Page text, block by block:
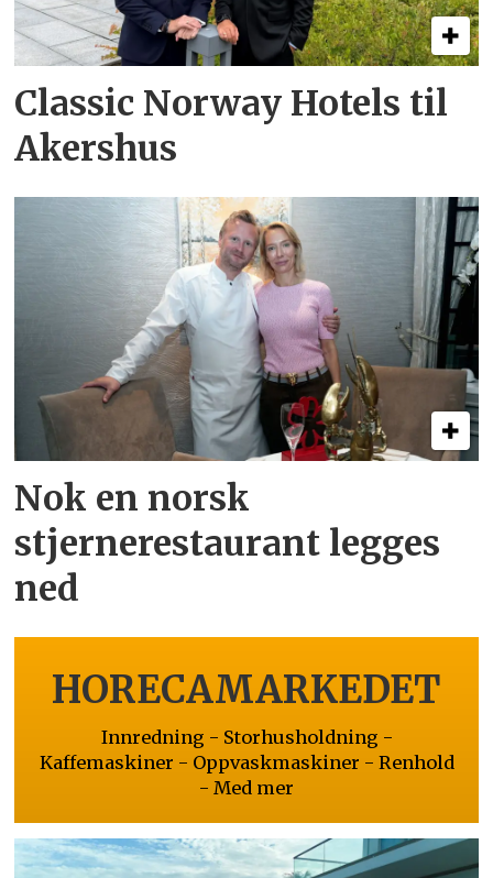
Classic Norway Hotels til
Akershus
Nok en norsk
stjernerestaurant legges
ned
HORECAMARKEDET
Innredning - Storhusholdning -
Kaffemaskiner - Oppvaskmaskiner - Renhold
- Med mer